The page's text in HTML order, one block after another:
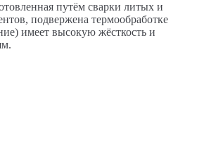
путём сварки литых и
подвержена термообработке
имеет высокую жёсткость и